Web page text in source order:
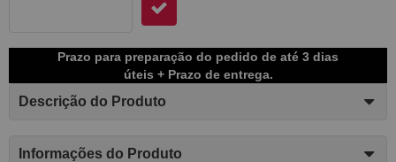
Prazo para preparação do pedido de até 3 dias
úteis + Prazo de entrega.
Descrição do Produto
Informações do Produto